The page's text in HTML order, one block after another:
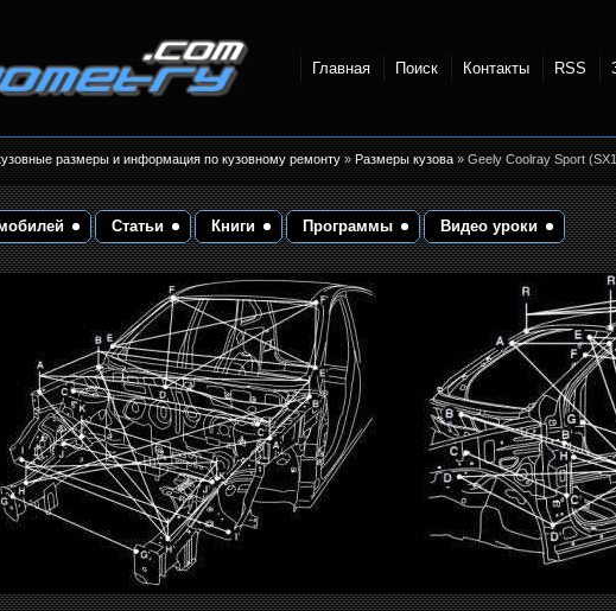
Геометрия кузова
Главная Поиск Контакты RSS
размеры и информация по кузовному ремонту»Размеры кузова» Geely Coolray Sport
Статьи Книги Программы Видео уроки